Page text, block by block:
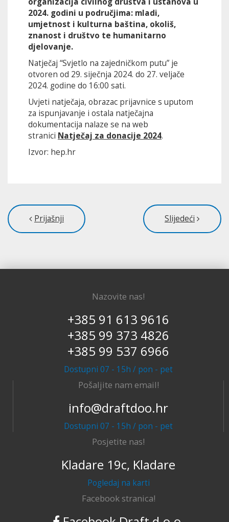
2024. godini u područjima: mladi,
umjetnost i kulturna baština, okoliš,
znanost i društvo te humanitarno
djelovanje.
Natječaj “Svjetlo na zajedničkom putu” je
otvoren od 29. siječnja 2024. do 27. veljače
2024. godine do 16:00 sati.
Uvjeti natječaja, obrazac prijavnice s uputom
za ispunjavanje i ostala natječajna
dokumentacija nalaze se na web
stranici Natječaj za donacije 2024.
Izvor: hep.hr
Prijašnji Slijedeći
Nazovite nas!
+385 91 613 9616
+385 99 373 4826
+385 99 537 6966
Dostupni 07 - 15h / pon - pet
Pošaljite nam email!
info@draftdoo.hr
Dostupni 07 - 15h / pon - pet
Posjetite nas!
Kladare 19c, Kladare
Pogledaj na karti
Facebook stranica!